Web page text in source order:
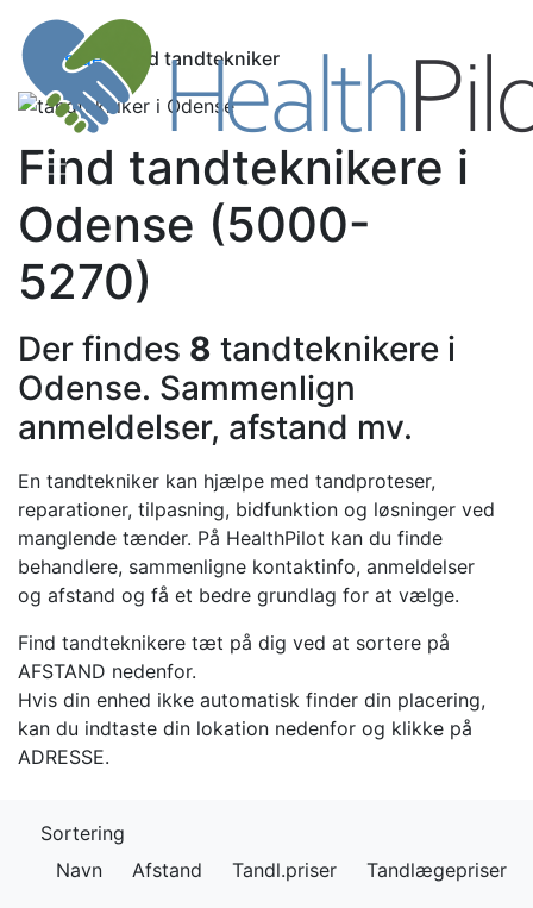
Forside- Find tandtekniker
Find tandteknikere i
Odense (5000-
5270)
Der findes 8 tandteknikere i
Odense. Sammenlign
anmeldelser, afstand mv.
En tandtekniker kan hjælpe med tandproteser,
reparationer, tilpasning, bidfunktion og løsninger ved
manglende tænder. På HealthPilot kan du finde
behandlere, sammenligne kontaktinfo, anmeldelser
og afstand og få et bedre grundlag for at vælge.
Find tandteknikere tæt på dig ved at sortere på
AFSTAND nedenfor.
Hvis din enhed ikke automatisk finder din placering,
kan du indtaste din lokation nedenfor og klikke på
ADRESSE.
Sortering
Navn
Afstand Tandl.priser Tandlægepriser